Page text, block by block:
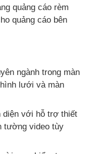
quảng cáo rèm
quảng cáo bên
ngành trong màn
lưới và màn
diện với hỗ trợ thiết
tường video tùy